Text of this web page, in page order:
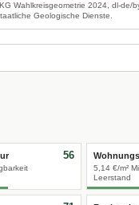
Wahlkreisgeometrie 2024, dl-
Geologische Dienste.
56
5,14 €/m²
Leerstand